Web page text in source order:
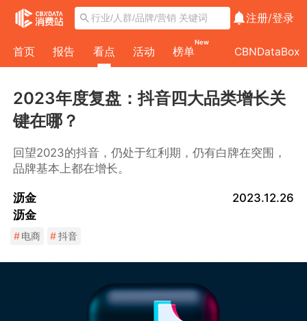
注册/登录
首页 报告 看点 活动 榜单
New
CBNDataBox
2023年度复盘：抖音四大品类增长关
键在哪？
回望2023的抖音，仍处于红利期，仍有白牌在突围，
品牌基本上都在增长。
沥金
沥金
2023.12.26
#电商 #抖音